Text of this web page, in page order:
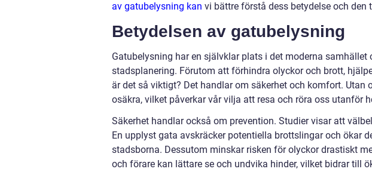
av gatubelysning kan vi bättre förstå dess betydelse och den
Betydelsen av gatubelysning
Gatubelysning har en självklar plats i det moderna
stadsplanering. Förutom att förhindra olyckor och brott,
är det så viktigt? Det handlar om säkerhet och komfort.
osäkra, vilket påverkar vår vilja att resa och röra oss utanför
Säkerhet handlar också om prevention. Studier visar att
En upplyst gata avskräcker potentiella brottslingar och ökar
stadsborna. Dessutom minskar risken för olyckor drastiskt
och förare kan lättare se och undvika hinder, vilket bidrar till